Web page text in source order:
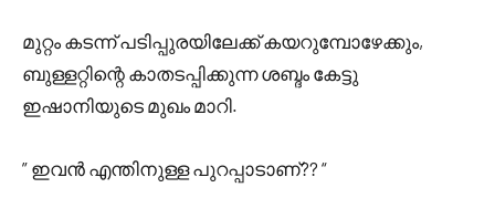
മുറ്റം കടന്ന് പടിപ്പുരയിലേക്ക് കയറുമ്പോഴേക്കും,
ബുള്ളറ്റിന്റെ കാതടപ്പിക്കുന്ന ശബ്ദം കേട്ടു
ഇഷാനിയുടെ മുഖം മാറി.
” ഇവൻ എന്തിനുള്ള പുറപ്പാടാണ്?? “